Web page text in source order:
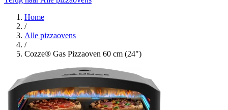
Home
/
Alle pizzaovens
/
Cozze® Gas Pizzaoven 60 cm (24")